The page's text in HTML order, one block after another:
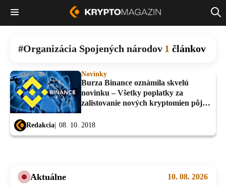
Organizácia Spojených národov 1 článkov
Novinky
Burza Binance oznámila skvelú
novinku – Všetky poplatky za
zalistovanie nových kryptomien pôjdu
Redakcia 08. 10. 2018
Aktuálne 10. 08. 2026